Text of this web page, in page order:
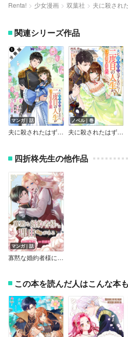
Renta! 少女漫画 双葉社 夫に殺され
関連シリーズ作品
マンガ｜話
夫に殺されたはずなのに、二度目の人生がはじまりました（コミック） 分冊版
ノベル｜巻
夫に殺されたはずなのに、二度目の人生がはじまりました（ノベル）
四折柊先生の他作品
マンガ｜話
寡黙な婚約者様には理由（わけ）がある
この本を読んだ人はこんな本